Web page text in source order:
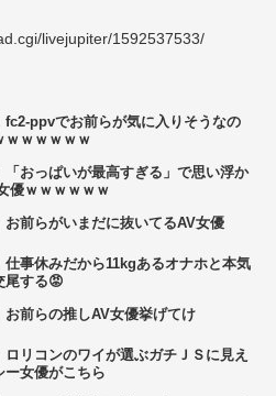
livejupiter/1592537533/
fc2-ppvでお前らが気に入りそうなの
ｗｗｗｗｗｗ
「おっぱいが最高すぎる」で思い浮か
優ｗｗｗｗｗｗ
お前らがいまだに抜いてるAV女優
仕事休みだから11kgあるオナホと本気
尾する😡
お前らの推しAV女優挙げてけ
ロリコンのワイが選ぶガチＪＳに見え
ー女優がこちら